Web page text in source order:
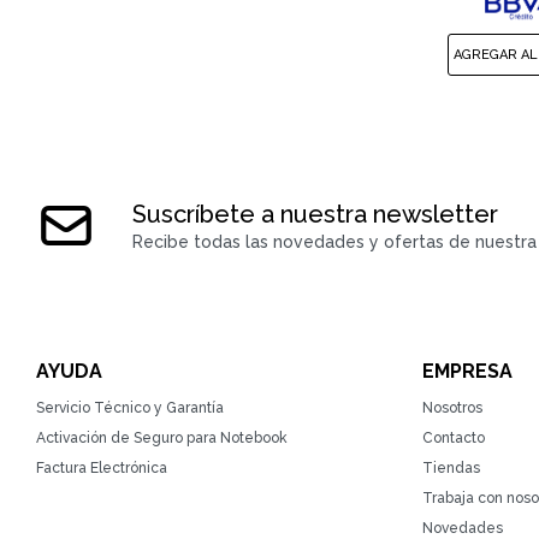
Suscríbete a nuestra newsletter
Recibe todas las novedades y ofertas de
AYUDA
Servicio Técnico y Garantía
Activación de Seguro para Notebook
Factura Electrónica
EMPRESA
Nosotros
Contacto
Tiendas
Trabaja con
Novedades